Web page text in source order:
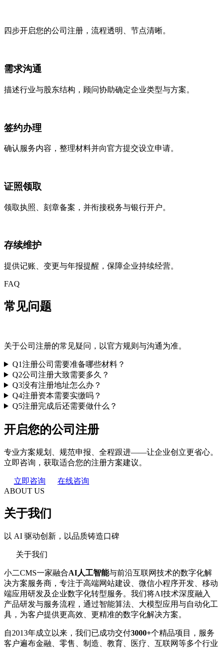
四步开启您的公司注册，流程透明、节点清晰。
需求沟通
描述行业与股东结构，顾问协助确定企业类型与方案。
签约办理
确认服务内容，整理材料并向官方提交设立申请。
证照领取
领取执照、刻章备案，并衔接税务与银行开户。
存续维护
提供记账、变更与年报提醒，保障企业持续经营。
FAQ
常见问题
关于公司注册的常见疑问，以官方规则与沟通为准。
Q1注册公司需要准备哪些材料？
Q2公司注册大致需要多久？
Q3没有注册地址怎么办？
Q4注册资本需要实缴吗？
Q5注册完成后还需要做什么？
开启您的公司注册
专业方案规划、规范申报、全程跟进——让企业创立更省心。
立即咨询，获取适合您的注册方案建议。
立即咨询
在线咨询
ABOUT US
关于我们
以 AI 驱动创新，以品质铸造口碑
关于我们
小二CMS一家融合AI人工智能与前沿互联网技术的数字化解
决方案服务商，专注于高端网站建设、微信小程序开发、移动
端应用研发及企业数字化转型服务。我们将AI技术深度融入
产品研发与服务流程，通过智能算法、大模型应用与自动化工
具，为客户提供更高效、更精准的数字化解决方案。
自2013年成立以来，我们已成功交付3000+个精品项目，服务
客户遍布金融、零售、制造、教育、医疗、互联网等多个行业